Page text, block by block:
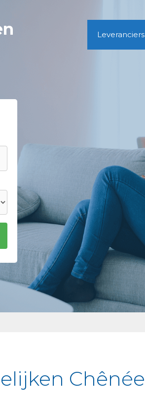
Leveranciers
Chênée